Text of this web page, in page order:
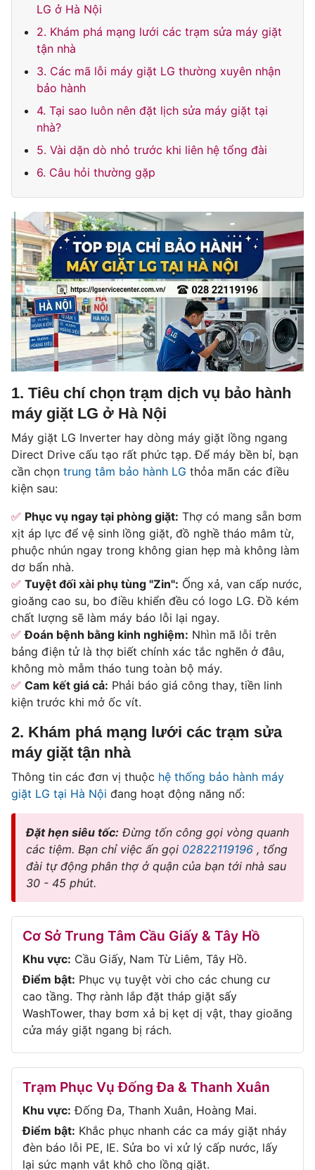
LG ở Hà Nội
2. Khám phá mạng lưới các trạm sửa máy giặt
tận nhà
3. Các mã lỗi máy giặt LG thường xuyên nhận
bảo hành
4. Tại sao luôn nên đặt lịch sửa máy giặt tại
nhà?
5. Vài dặn dò nhỏ trước khi liên hệ tổng đài
6. Câu hỏi thường gặp
1. Tiêu chí chọn trạm dịch vụ bảo hành
máy giặt LG ở Hà Nội
Máy giặt LG Inverter hay dòng máy giặt lồng ngang
Direct Drive cấu tạo rất phức tạp. Để máy bền bỉ, bạn
cần chọn trung tâm bảo hành LG thỏa mãn các điều
kiện sau:
Phục vụ ngay tại phòng giặt: Thợ có mang sẵn bơm
xịt áp lực để vệ sinh lồng giặt, đồ nghề tháo mâm từ,
phuộc nhún ngay trong không gian hẹp mà không làm
dơ bẩn nhà.
Tuyệt đối xài phụ tùng "Zin": Ống xả, van cấp nước,
gioăng cao su, bo điều khiển đều có logo LG. Đồ kém
chất lượng sẽ làm máy báo lỗi lại ngay.
Đoán bệnh bằng kinh nghiệm: Nhìn mã lỗi trên
bảng điện tử là thợ biết chính xác tắc nghẽn ở đâu,
không mò mẫm tháo tung toàn bộ máy.
Cam kết giá cả: Phải báo giá công thay, tiền linh
kiện trước khi mở ốc vít.
2. Khám phá mạng lưới các trạm sửa
máy giặt tận nhà
Thông tin các đơn vị thuộc hệ thống bảo hành máy
giặt LG tại Hà Nội đang hoạt động năng nổ:
Đặt hẹn siêu tốc: Đừng tốn công gọi vòng quanh
các tiệm. Bạn chỉ việc ấn gọi 02822119196 , tổng
đài tự động phân thợ ở quận của bạn tới nhà sau
30 - 45 phút.
Cơ Sở Trung Tâm Cầu Giấy & Tây Hồ
Khu vực: Cầu Giấy, Nam Từ Liêm, Tây Hồ.
Điểm bật: Phục vụ tuyệt vời cho các chung cư
cao tầng. Thợ rành lắp đặt tháp giặt sấy
WashTower, thay bơm xả bị kẹt dị vật, thay gioăng
cửa máy giặt ngang bị rách.
Trạm Phục Vụ Đống Đa & Thanh Xuân
Khu vực: Đống Đa, Thanh Xuân, Hoàng Mai.
Điểm bật: Khắc phục nhanh các ca máy giặt nháy
đèn báo lỗi PE, IE. Sửa bo vi xử lý cấp nước, lấy
lại sức mạnh vắt khô cho lồng giặt.